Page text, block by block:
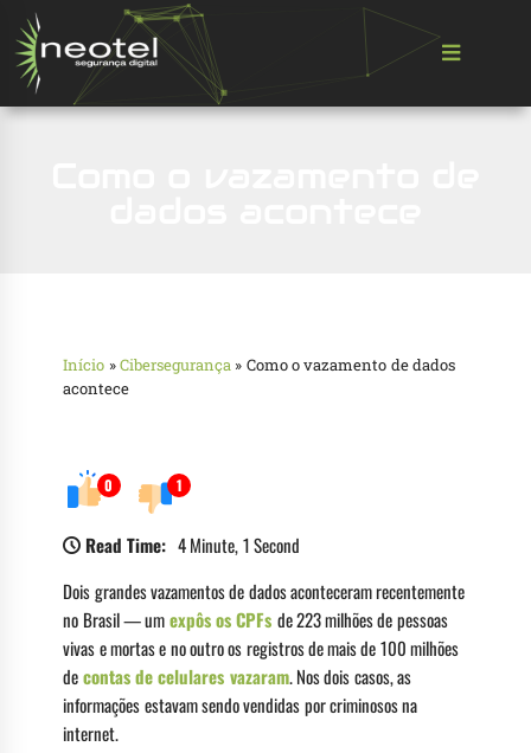
Início »Cibersegurança » Como o vazamento de dados
acontece
0 1
Read Time: 4 Minute, 1 Second
Dois grandes vazamentos de dados aconteceram recentemente
no Brasil — umexpôs os CPFs de 223 milhões de pessoas
vivas e mortas e no outro os registros de mais de 100 milhões
decontas de celulares vazaram. Nos dois casos, as
informações estavam sendo vendidas por criminosos na
internet.